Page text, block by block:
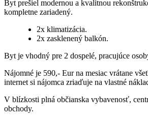
Byt prešiel modernou a kvalitnou
kompletne zariadený.
2x klimatizácia.
2x zasklenený balkón.
Byt je vhodný pre 2 dospelé, pracujúce
Nájomné je 590,- Eur na mesiac vrátane
internet si nájomca zriaďuje na vlastné
V blízkosti plná občianska vybavenosť,
obchody.